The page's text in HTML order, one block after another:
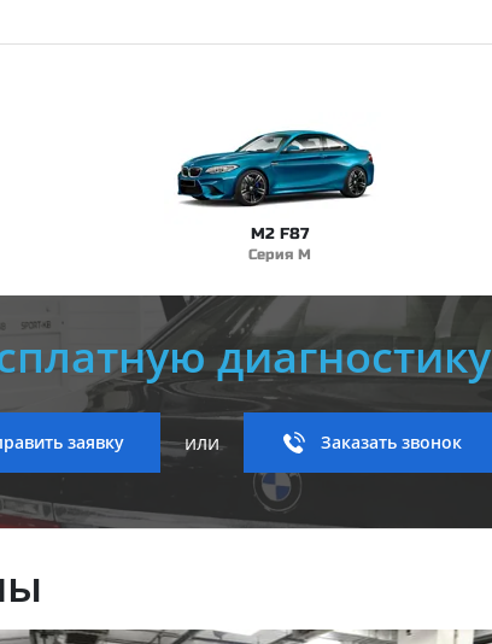
M2 F87
Серия M
диагностику
заявку или Заказать звонок